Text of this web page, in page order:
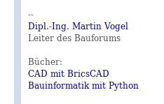
--
Dipl.-Ing. Martin Vogel
Leiter des Bauforums
Bücher:
CAD mit BricsCAD
Bauinformatik mit Python